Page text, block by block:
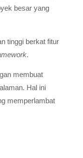
besar yang
tinggi berkat fitur
.
membuat
Hal ini
memperlambat